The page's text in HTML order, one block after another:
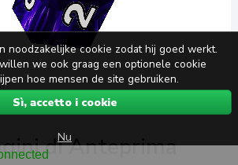
di Anteprima
noodzakelijke cookie zodat hij goed werkt.
we ook graag een optionele cookie
hoe mensen de site gebruiken.
Sì, accetto i cookie
Nu